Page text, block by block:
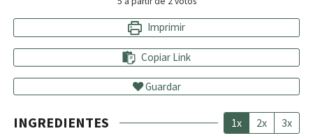
Imprimir
Copiar Link
Guardar
INGREDIENTES 1x 2x 3x